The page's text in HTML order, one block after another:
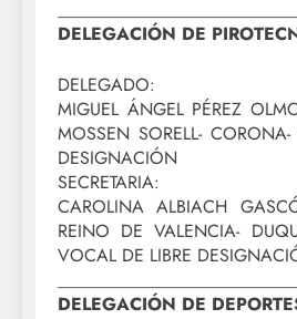
DELEGACIÓN DE
DELEGADO:
MIGUEL ÁNGEL PÉREZ
MOSSEN SORELL-
DESIGNACIÓN
SECRETARIA:
CAROLINA ALBIACH
REINO DE VALENCIA-
VOCAL DE LIBRE
DELEGACIÓN DE